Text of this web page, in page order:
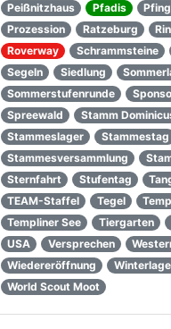
Peißnitzhaus
Pfadis
Prozession
Ratzeburg
Roverway
Schrammsteine
Segeln
Siedlung
Sommerstufenrunde
Spreewald
Stamm
Stammeslager
Stammestag
Stammesversammlung
Sternfahrt
Stufentag
TEAM-Staffel
Tegel
Templiner See
Tiergarten
USA
Versprechen
Wiedereröffnung
World Scout Moot